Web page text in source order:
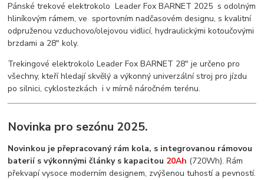
Pánské trekové elektrokolo Leader Fox BARNET 2025 s odolným
hliníkovým rámem, ve sportovním nadčasovém designu, s kvalitní
odpruženou vzduchovo/olejovou vidlicí, hydraulickými kotoučovými
brzdami a 28" koly.
Trekingové elektrokolo Leader Fox BARNET 28" je určeno pro
všechny, kteří hledají skvělý a výkonný univerzální stroj pro jízdu
po silnici, cyklostezkách i v mírně náročném terénu.
Novinka pro sezónu 2025.
Novinkou je přepracovaný rám kola, s integrovanou rámovou
baterií s výkonnými články s kapacitou 20Ah (720Wh). Rám
překvapí vysoce moderním designem, zvýšenou tuhostí a pevností.